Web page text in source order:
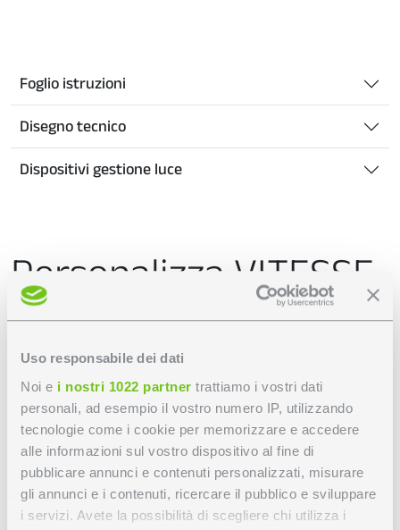
Uso responsabile dei dati
Noi e i nostri 1022 partner trattiamo i vostri dati
personali, ad esempio il vostro numero IP, utilizzando
tecnologie come i cookie per memorizzare e accedere
alle informazioni sul vostro dispositivo al fine di
pubblicare annunci e contenuti personalizzati, misurare
gli annunci e i contenuti, ricercare il pubblico e sviluppare
i servizi. Avete la possibilità di scegliere chi utilizza i
Foglio istruzioni
Disegno tecnico
Dispositivi gestione luce
Personalizza VITESSE
PLUS H90 - SISTEMA
PLAFONE BIANCO
DINAMICO
Per configurare il tuo ordine, seleziona le opzioni
disponibili per colori e caratteristiche tecniche.